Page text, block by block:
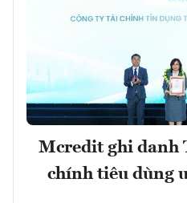
Mcredit ghi danh
chính tiêu dùng